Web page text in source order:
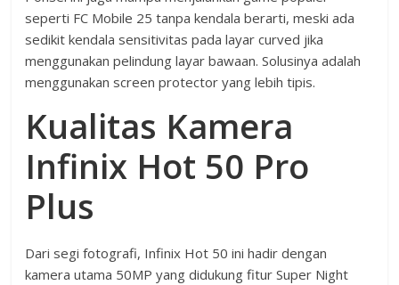
seperti FC Mobile 25 tanpa kendala berarti, meski ada
sedikit kendala sensitivitas pada layar curved jika
menggunakan pelindung layar bawaan. Solusinya adalah
menggunakan screen protector yang lebih tipis.
Kualitas Kamera
Infinix Hot 50 Pro
Plus
Dari segi fotografi, Infinix Hot 50 ini hadir dengan
kamera utama 50MP yang didukung fitur Super Night